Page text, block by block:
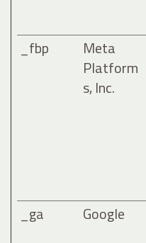
_fbp
Meta
Platform
s, Inc.
_ga Google